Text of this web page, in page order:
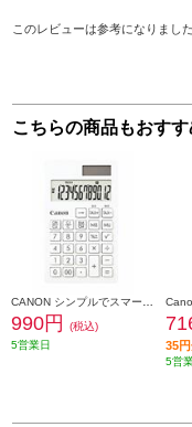
このレビューは参考になりまし
こちらの商品もおすす
990円
(税込)
5営業日
35
5営